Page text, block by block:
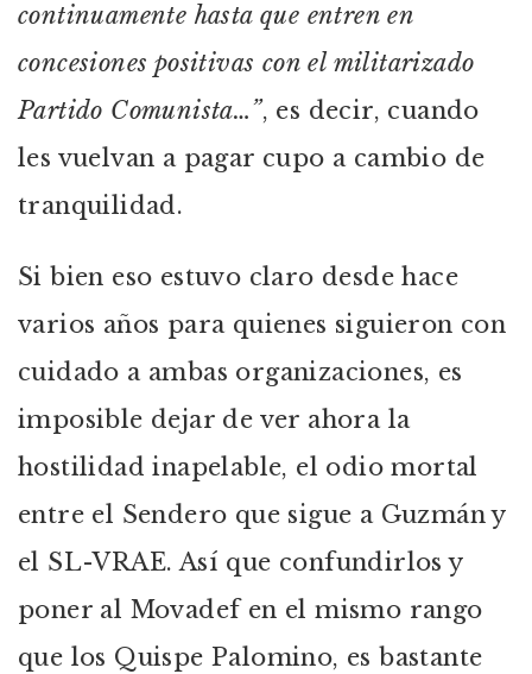
continuamente hasta que entren en
concesiones positivas con el militarizado
Partido Comunista…”, es decir, cuando
les vuelvan a pagar cupo a cambio de
tranquilidad.
Si bien eso estuvo claro desde hace
varios años para quienes siguieron con
cuidado a ambas organizaciones, es
imposible dejar de ver ahora la
hostilidad inapelable, el odio mortal
entre el Sendero que sigue a Guzmán y
el SL-VRAE. Así que confundirlos y
poner al Movadef en el mismo rango
que los Quispe Palomino, es bastante